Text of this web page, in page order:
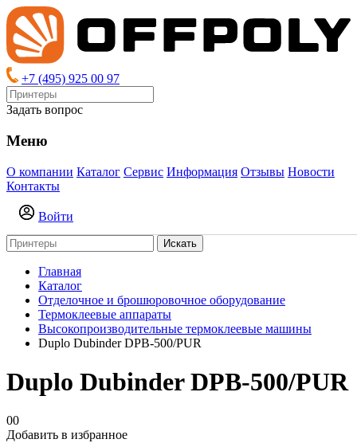
+7 (495) 925 00 97
Задать вопрос
Меню
О компании Каталог Сервис Информация Отзывы Новости
Контакты
Войти
Искать
Главная
Каталог
Отделочное и брошюровочное оборудование
Термоклеевые аппараты
Высокопроизводительные термоклеевые машины
Duplo Dubinder DPB-500/PUR
Duplo Dubinder DPB-500/PUR
00
Добавить в избранное